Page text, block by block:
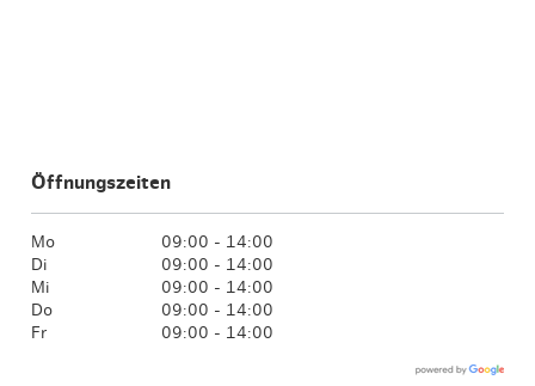
Öffnungszeiten
Mo
09:00 - 14:00
Di
09:00 - 14:00
Mi
09:00 - 14:00
Do
09:00 - 14:00
Fr
09:00 - 14:00